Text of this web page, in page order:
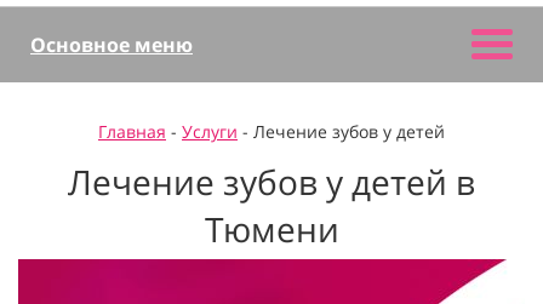
Основное меню
Главная - Услуги - Лечение зубов у детей
Лечение зубов у детей в
Тюмени